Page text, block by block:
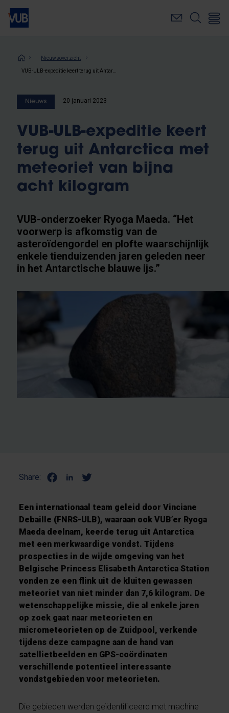
Overslaan
naar
inhoudKruimelpad
Nieuwsoverzicht
Nieuws 20 januari 2023
VUB-ULB-expeditie keert
terug uit Antarctica met
meteoriet van bijna
acht kilogram
VUB-onderzoeker Ryoga Maeda. “Het
voorwerp is afkomstig van de
asteroïdengordel en plofte waarschijnlijk
enkele tienduizenden jaren geleden neer
in het Antarctische blauwe ijs.”
Share:
Een internationaal team geleid door Vinciane
Debaille (FNRS-ULB), waaraan ook VUB’er Ryoga
Maeda deelnam, keerde terug uit Antarctica
met een merkwaardige vondst. Tijdens
prospecties in de wijde omgeving van het
Belgische Princess Elisabeth Antarctica Station
vonden ze een flink uit de kluiten gewassen
meteoriet van niet minder dan 7,6 kilogram. De
wetenschappelijke missie, die al enkele jaren
op zoek gaat naar meteorieten en
micrometeorieten op de Zuidpool, verkende
tijdens deze campagne aan de hand van
satellietbeelden en GPS-coördinaten
verschillende potentieel interessante
vondstgebieden voor meteorieten.
Die gebieden werden geïdentificeerd met machine